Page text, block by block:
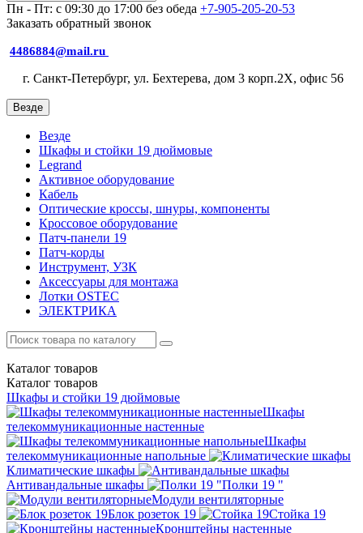
Пн - Пт: с 09:30 до 17:00 без обеда +7-905-205-20-53
Заказать обратный звонок
4486884@mail.ru
г. Санкт-Петербург, ул. Бехтерева, дом 3 корп.2X, офис 56
Везде
Везде
Шкафы и стойки 19 дюймовые
Legrand
Активное оборудование
Кабель
Оптические кроссы, шнуры, компоненты
Кроссовое оборудование
Патч-панели 19
Патч-корды
Инструмент, УЗК
Аксессуары для монтажа
Лотки OSTEC
ЭЛЕКТРИКА
Каталог товаров
Каталог товаров
Шкафы и стойки 19 дюймовые
Шкафы
телекоммуникационные настенные
Шкафы
телекоммуникационные напольные
Климатические шкафы
Антивандальные шкафы
Полки 19 "
Модули вентиляторные
Блок розеток 19
Стойка 19
Кронштейны настенные